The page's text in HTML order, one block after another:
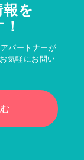
を
パートナーが
気軽にお問い